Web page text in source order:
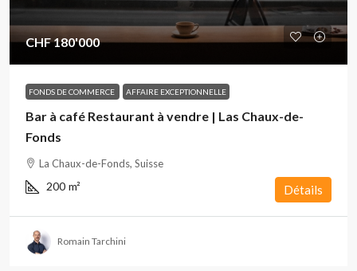
CHF 180'000
FONDS DE COMMERCE AFFAIRE EXCEPTIONNELLE
Bar à café Restaurant à vendre | Las Chaux-de-
Fonds
La Chaux-de-Fonds, Suisse
200 m² Détails
Romain Tarchini